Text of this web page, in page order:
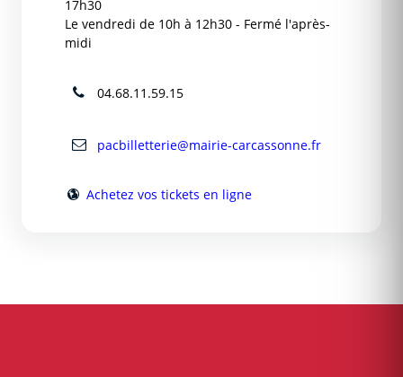
17h30
Le vendredi de 10h à 12h30 - Fermé l'après-
midi
04.68.11.59.15
pacbilletterie@mairie-carcassonne.fr
Achetez vos tickets en ligne